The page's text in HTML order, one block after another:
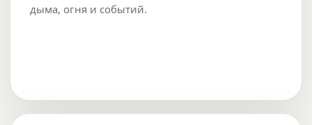
дыма, огня и событий.